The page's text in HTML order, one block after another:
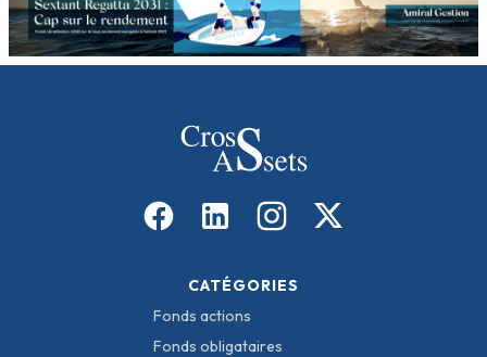
CATÉGORIES
Fonds actions
Fonds obligataires